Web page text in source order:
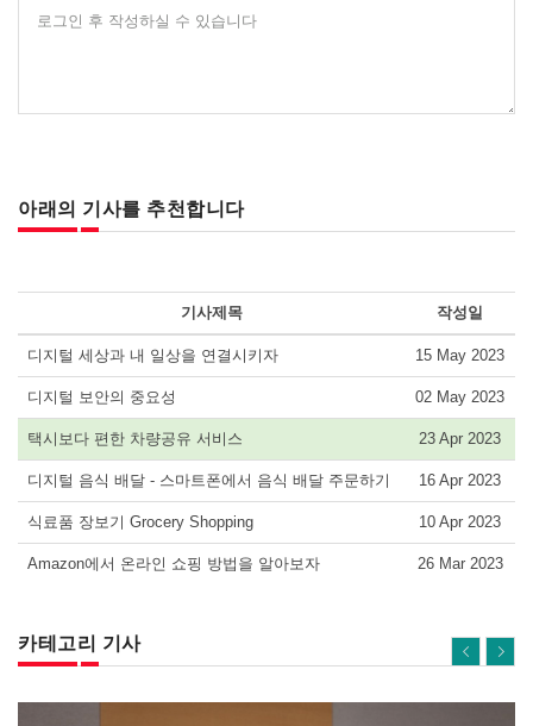
로그인 후 작성하실 수 있습니다
아래의 기사를 추천합니다
기사제목 작성일
디지털 세상과 내 일상을 연결시키자 15 May 2023
디지털 보안의 중요성 02 May 2023
택시보다 편한 차량공유 서비스 23 Apr 2023
디지털 음식 배달 - 스마트폰에서 음식 배달 주문하기 16 Apr 2023
식료품 장보기 Grocery Shopping 10 Apr 2023
Amazon에서 온라인 쇼핑 방법을 알아보자 26 Mar 2023
카테고리 기사